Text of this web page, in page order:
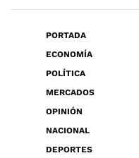
PORTADA
ECONOMÍA
POLÍTICA
MERCADOS
OPINIÓN
NACIONAL
DEPORTES